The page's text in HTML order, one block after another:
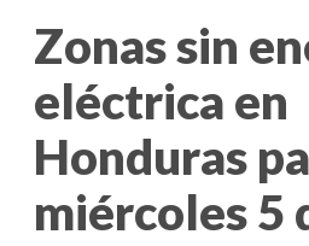
Zonas sin
eléctrica en
Honduras
miércoles 5